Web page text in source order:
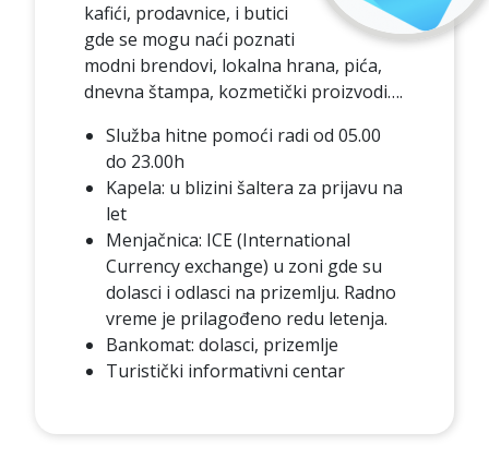
kafići, prodavnice, i butici
gde se mogu naći poznati
modni brendovi, lokalna hrana, pića,
dnevna štampa, kozmetički proizvodi….
Služba hitne pomoći radi od 05.00
do 23.00h
Kapela: u blizini šaltera za prijavu na
let
Menjačnica: ICE (International
Currency exchange) u zoni gde su
dolasci i odlasci na prizemlju. Radno
vreme je prilagođeno redu letenja.
Bankomat: dolasci, prizemlje
Turistički informativni centar